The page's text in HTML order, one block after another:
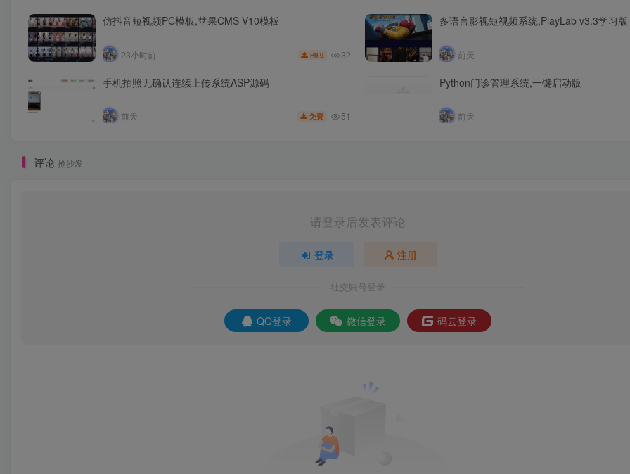
仿抖音短视频PC模板,苹果CMS V10模板
23小时前 R9.9 32
多语言影视短视频系统,PlayLab v3.3学习版
前天
手机拍照无确认连续上传系统ASP源码
前天 免费 51
Python门诊管理系统,一键启动版
前天
评论 抢沙发
请登录后发表评论
登录 注册
社交账号登录
QQ登录 微信登录 码云登录